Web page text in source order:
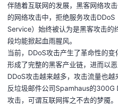
页
开
发
者
我
的
我
伴随着互联网的发展，黑客网络攻
的网络攻击中，拒绝服务攻击
Service）始终被认为是黑客攻击的
段均能掀起血雨腥风。
当前，DDoS攻击产生了革命性的
形成了完整的黑客产业链，进而以
DDoS攻击越来越多，攻击流量也
反垃圾邮件公司Spamhaus的300G
攻击，可谓互联网挥之不去的梦魇。